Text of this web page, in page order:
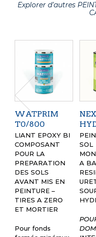
Explorer d’autres
WATPRIM
T0/800
LIANT EPOXY BI
COMPOSANT
POUR LA
PREPARATION
DES SOLS
AVANT MIS EN
PEINTURE –
TIRES A ZERO
ET MORTIER
Pour fonds
SOL
A